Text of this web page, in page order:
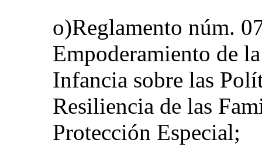
o)Reglamento núm.
Empoderamiento de
Infancia sobre las
Resiliencia de las
Protección Especial;